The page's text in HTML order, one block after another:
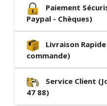
Paiement
Paypal - Chèques)
Livraison
commande)
Service Client
47 88)